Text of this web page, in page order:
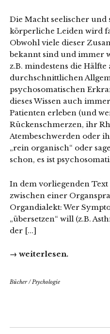
Die Macht seelischer und
körperliche Leiden wird
Obwohl viele dieser
bekannt sind und immer
z.B. mindestens die
durchschnittlichen
psychosomatischen
dieses Wissen auch
Patienten erleben (und
Rückenschmerzen, ihr
Atembeschwerden oder
„rein organisch“ oder
schon, es ist
In dem vorliegenden
zwischen einer
Organdialekt: Wer
„übersetzen“ will (z.B.
der [...]
→ weiterlesen.
Bücher/ Psychologie